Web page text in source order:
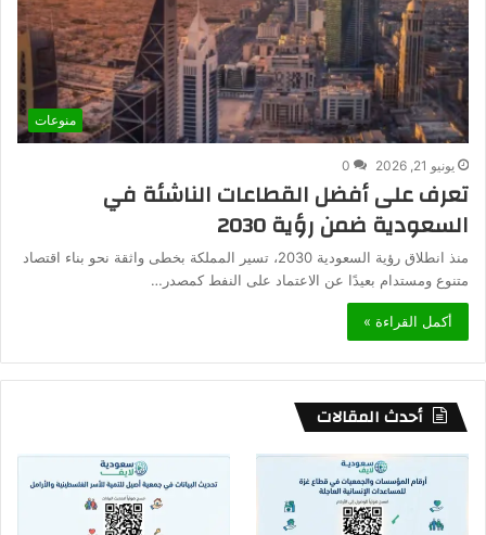
منوعات
يونيو 21, 2026 0
تعرف على أفضل القطاعات الناشئة في
السعودية ضمن رؤية 2030
منذ انطلاق رؤية السعودية 2030، تسير المملكة بخطى واثقة نحو بناء اقتصاد
متنوع ومستدام بعيدًا عن الاعتماد على النفط كمصدر…
أكمل القراءة »
أحدث المقالات